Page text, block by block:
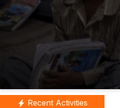
Recent Activities